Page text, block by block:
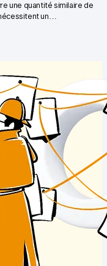
DE NL SV
une quantité similaire de
un…